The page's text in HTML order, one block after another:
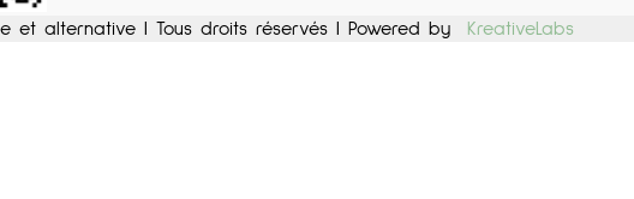
et alternative | Tous droits réservés | Powered by KreativeLabs